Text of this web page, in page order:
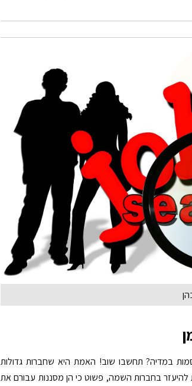
במדיה? תחשבו שוב! האמת היא שחברות גדולות
להיעזר בחברות השמה, פשוט כי הן מסננות עבורם את